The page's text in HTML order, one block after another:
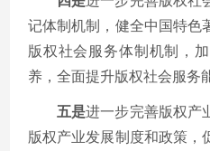
记体制机制，健全中国特色
版权社会服务体制机制，
养，全面提升版权社会服务
五是进一步完善版权产
版权产业发展制度和政策，